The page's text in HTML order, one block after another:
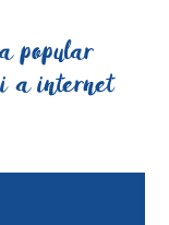
popular
a internet